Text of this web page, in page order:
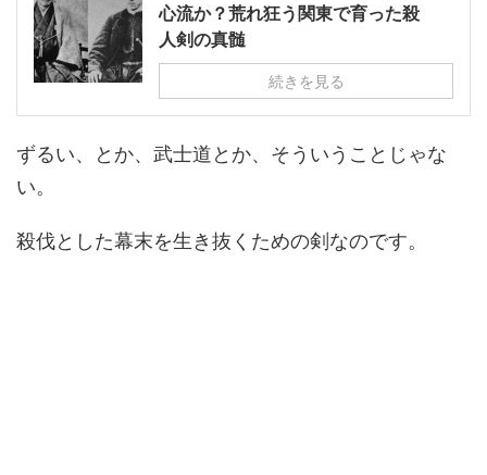
心流か？荒れ狂う関東で育った殺
人剣の真髄
続きを見る
ずるい、とか、武士道とか、そういうことじゃな
い。
殺伐とした幕末を生き抜くための剣なのです。